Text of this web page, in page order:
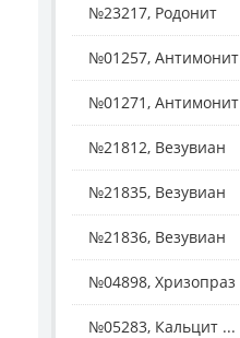
№23217, Родонит
№01257, Антимонит
№01271, Антимонит
№21812, Везувиан
№21835, Везувиан
№21836, Везувиан
№04898, Хризопраз
№05283, Кальцит ...